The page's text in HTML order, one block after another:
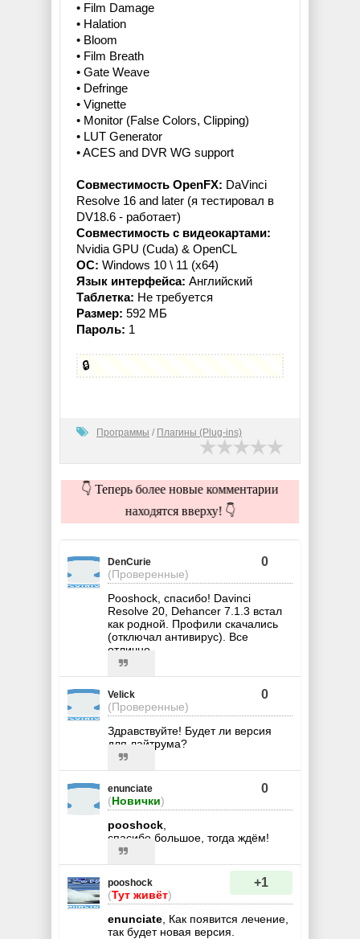
• Film Damage
• Halation
• Bloom
• Film Breath
• Gate Weave
• Defringe
• Vignette
• Monitor (False Colors, Clipping)
• LUT Generator
• ACES and DVR WG support
Совместимость OpenFX: DaVinci
Resolve 16 and later (я тестировал в
DV18.6 - работает)
Совместимость с видеокартами:
Nvidia GPU (Cuda) & OpenCL
ОС: Windows 10 \ 11 (x64)
Язык интерфейса: Английский
Таблетка: Не требуется
Размер: 592 МБ
Пароль: 1
🔒
Программы / Плагины (Plug-ins)
👇 Теперь более новые комментарии
находятся вверху! 👇
DenCurie
(Проверенные)
0
Pooshock, спасибо! Davinci
Resolve 20, Dehancer 7.1.3 встал
как родной. Профили скачались
(отключал антивирус). Все
отлично.
Velick
(Проверенные)
0
Здравствуйте! Будет ли версия
для лайтрума?
enunciate
(Новички)
0
pooshock
спасибо большое, тогда ждём!
pooshock
(Тут живёт)
+1
enunciate , Как появится лечение,
так будет новая версия.